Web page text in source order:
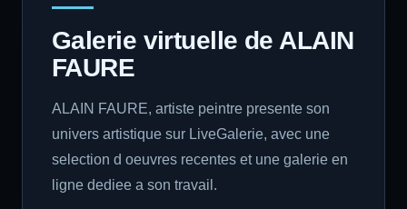
Galerie virtuelle de ALAIN
FAURE
ALAIN FAURE, artiste peintre presente son
univers artistique sur LiveGalerie, avec une
selection d oeuvres recentes et une galerie en
ligne dediee a son travail.